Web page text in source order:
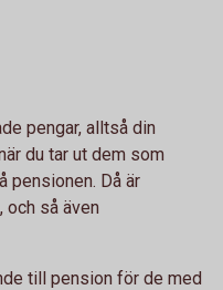
pengar, alltså din
du tar ut dem som
pensionen. Då är
och så även
till pension för de med